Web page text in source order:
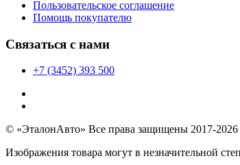
Пользовательское соглашение
Помощь покупателю
Связаться с нами
+7 (3452) 393 500
© «ЭталонАвто» Все права защищены 2017-2026
Изображения товара могут в незначительной